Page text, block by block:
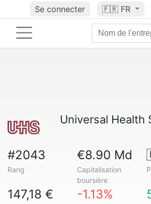
Se connecter 🇫🇷 FR
Universal Health
#2043
Rang
€8.90 Md
Capitalisation
boursière
147,18 € -1.13%